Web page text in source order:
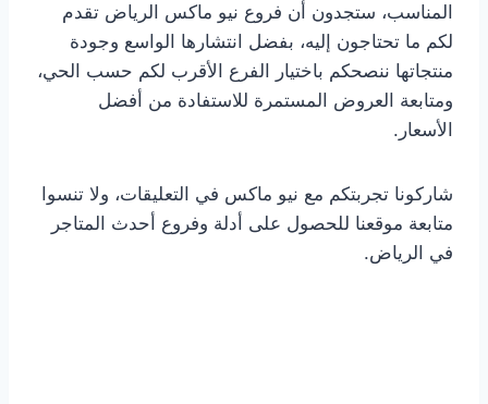
المناسب، ستجدون أن فروع نيو ماكس الرياض تقدم
لكم ما تحتاجون إليه، بفضل انتشارها الواسع وجودة
منتجاتها ننصحكم باختيار الفرع الأقرب لكم حسب الحي،
ومتابعة العروض المستمرة للاستفادة من أفضل
الأسعار.
شاركونا تجربتكم مع نيو ماكس في التعليقات، ولا تنسوا
متابعة موقعنا للحصول على أدلة وفروع أحدث المتاجر
في الرياض.